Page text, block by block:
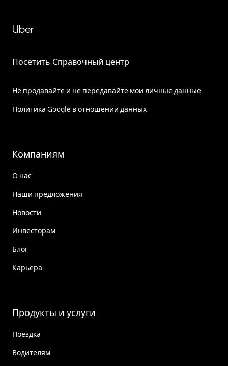
Uber
Посетить Справочный центр
Не продавайте и не передавайте мои личные данные
Политика Google в отношении данных
Компаниям
О нас
Наши предложения
Новости
Инвесторам
Блог
Карьера
Продукты и услуги
Поездка
Водителям